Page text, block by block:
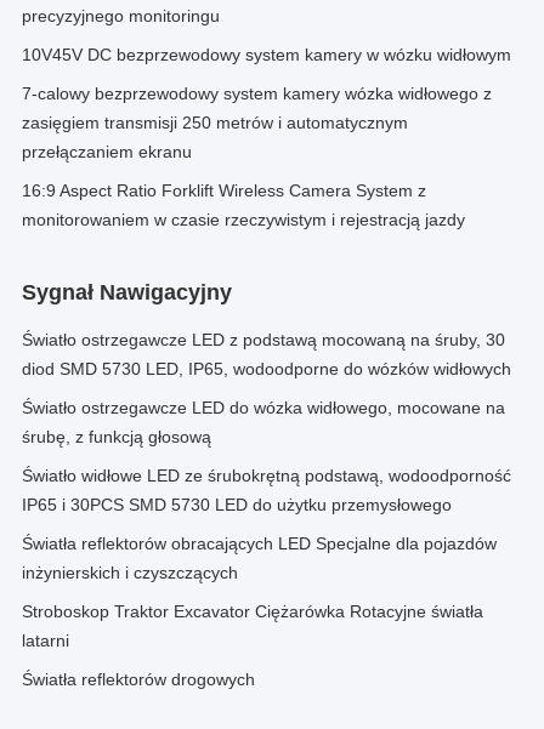
precyzyjnego monitoringu
10V45V DC bezprzewodowy system kamery w wózku widłowym
7-calowy bezprzewodowy system kamery wózka widłowego z
zasięgiem transmisji 250 metrów i automatycznym
przełączaniem ekranu
16:9 Aspect Ratio Forklift Wireless Camera System z
monitorowaniem w czasie rzeczywistym i rejestracją jazdy
Sygnał Nawigacyjny
Światło ostrzegawcze LED z podstawą mocowaną na śruby, 30
diod SMD 5730 LED, IP65, wodoodporne do wózków widłowych
Światło ostrzegawcze LED do wózka widłowego, mocowane na
śrubę, z funkcją głosową
Światło widłowe LED ze śrubokrętną podstawą, wodoodporność
IP65 i 30PCS SMD 5730 LED do użytku przemysłowego
Światła reflektorów obracających LED Specjalne dla pojazdów
inżynierskich i czyszczących
Stroboskop Traktor Excavator Ciężarówka Rotacyjne światła
latarni
Światła reflektorów drogowych